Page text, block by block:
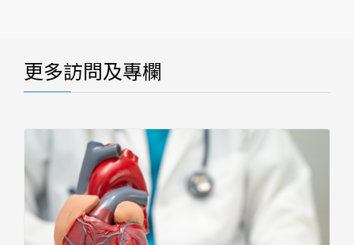
更多訪問及專欄